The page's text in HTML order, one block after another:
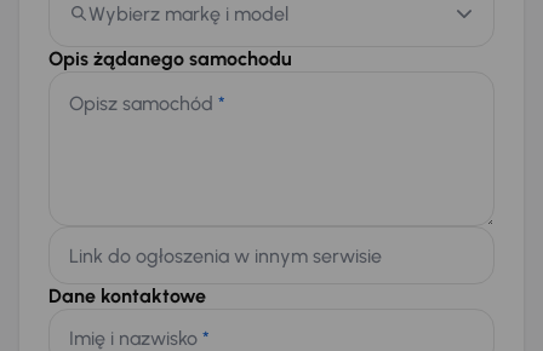
Wybierz markę i model
Opis żądanego samochodu
Opisz samochód *
Link do ogłoszenia w innym serwisie
Dane kontaktowe
Imię i nazwisko *